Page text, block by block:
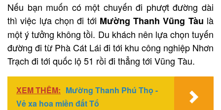
Nếu bạn muốn có một chuyến đi phượt đường dài
thì việc lựa chọn đi tới Mường Thanh Vũng Tàu là
một ý tưởng không tồi. Du khách nên lựa chọn tuyến
đường đi từ Phà Cát Lái đi tới khu công nghiệp Nhơn
Trạch đi tới quốc lộ 51 rồi đi thẳng tới Vũng Tàu.
XEM THÊM: Mường Thanh Phú Thọ -
Vẻ xa hoa miền đất Tổ